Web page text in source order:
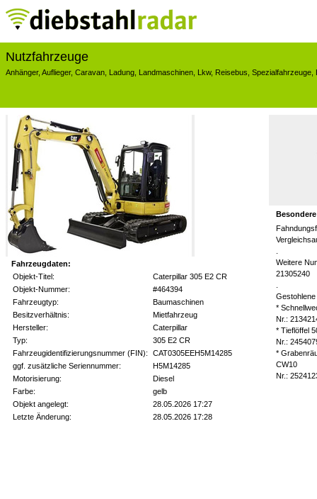
Nutzfahrzeuge
Anhänger, Auflieger, Caravan Ladung Landmaschinen Lkw, Reisebus Spezialfahrzeuge
Fahrzeugdaten:
Objekt-Titel:
Caterpillar 305 E2 CR
Objekt-Nummer:
#464394
Fahrzeugtyp:
Baumaschinen
Besitzverhältnis:
Mietfahrzeug
Hersteller:
Caterpillar
Typ:
305 E2 CR
Fahrzeugidentifizierungsnummer (FIN):
CAT0305EEH5M14285
ggf. zusätzliche Seriennummer:
H5M14285
Motorisierung:
Diesel
Farbe:
gelb
Objekt angelegt:
28.05.2026 17:27
Letzte Änderung:
28.05.2026 17:28
Weitere
21305240
Gestohlene
*
Nr.:
* Tieflöffel
Nr.:
*
CW10
Nr.: